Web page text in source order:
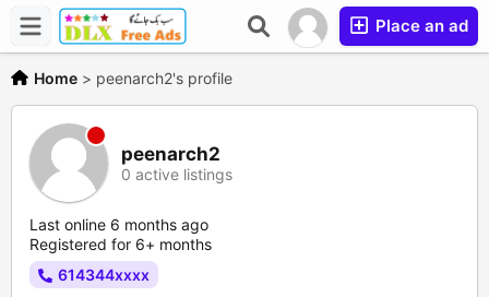
Place an ad
Home > peenarch2's profile
peenarch2
0 active listings
Last online 6 months ago
Registered for 6+ months
614344xxxx